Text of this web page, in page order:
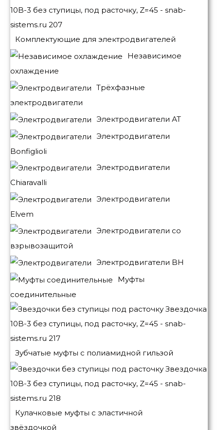
Комплектующие для электродвигателей
Независимое
охлаждение
Трёхфазные
электродвигатели
Электродвигатели АТ
Электродвигатели
Bonfiglioli
Электродвигатели
Chiaravalli
Электродвигатели
Elvem
Электродвигатели со
взрывозащитой
Электродвигатели BH
Муфты
соединительные
Зубчатые муфты с полиамидной гильзой
Кулачковые муфты с эластичной
звёздочкой